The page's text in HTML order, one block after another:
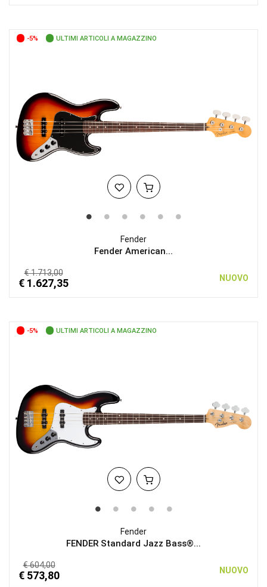
-5% ULTIMI ARTICOLI A MAGAZZINO
Fender
Fender American...
€ 1.713,00
€ 1.627,35 NUOVO
-5% ULTIMI ARTICOLI A MAGAZZINO
Fender
FENDER Standard Jazz Bass®...
€ 604,00
€ 573,80 NUOVO